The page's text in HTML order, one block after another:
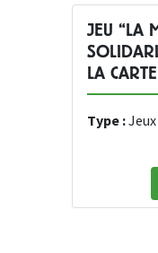
JEU “LA
LA CARTE
Type :Jeux